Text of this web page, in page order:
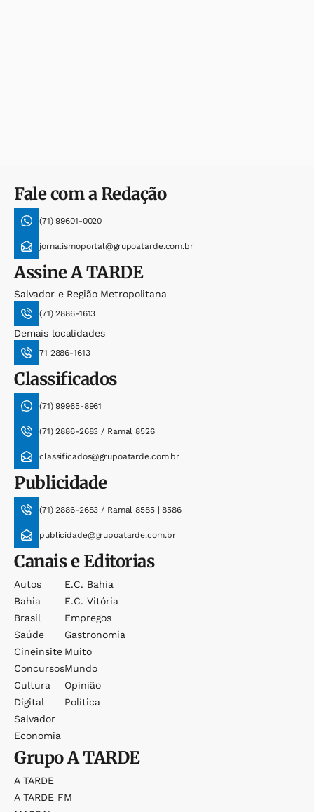
Fale com a Redação
(71) 99601-0020
jornalismoportal@grupoatarde.com.br
AssineA TARDE
Salvador e Região Metropolitana
(71) 2886-1613
Demais localidades
71 2886-1613
Classificados
(71) 99965-8961
(71) 2886-2683 / Ramal 8526
classificados@grupoatarde.com.br
Publicidade
(71) 2886-2683 / Ramal 8585 | 8586
publicidade@grupoatarde.com.br
Canais e Editorias
Autos
Bahia
Brasil
Saúde
Cineinsite
Concursos
Cultura
Digital
Salvador
Economia
E.c. Bahia
E.c. Vitória
Empregos
Gastronomia
Muito
Mundo
Opinião
Política
GrupoA TARDE
A TARDE
A TARDE FM